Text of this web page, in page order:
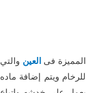
فىالعين والتي
ويتم إضافة ماده